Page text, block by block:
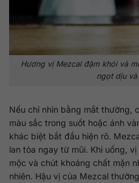
Hương vị Mezcal đậm khói và
ngọt dịu
Nếu chỉ nhìn bằng mắt thường,
màu sắc trong suốt hoặc ánh
khác biệt bắt đầu hiện rõ.
lan tỏa ngay từ mũi. Khi uống,
mộc và chút khoáng chất mặn
nhiên. Hậu vị của Mezcal